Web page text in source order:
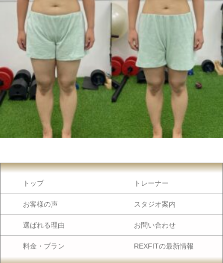
トップ トレーナー
お客様の声 スタジオ案内
選ばれる理由 お問い合わせ
料金・プラン REXFITの最新情報